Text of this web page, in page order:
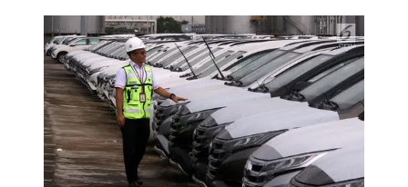
Pekerja mengecek mobil baru siap ekspor di IPC Car
Terminal, Jakarta, Rabu (27/3). Pemerintah berencana
memacu ekspor industri otomotif dengan harmonisasi
skema PPnBM, yaitu tidak lagi dihitung dari kapasitas
mesin, tapi pada emisi yang dikeluarkan kendaraan
bermotor. (Liputan6.com/Johan Tallo)